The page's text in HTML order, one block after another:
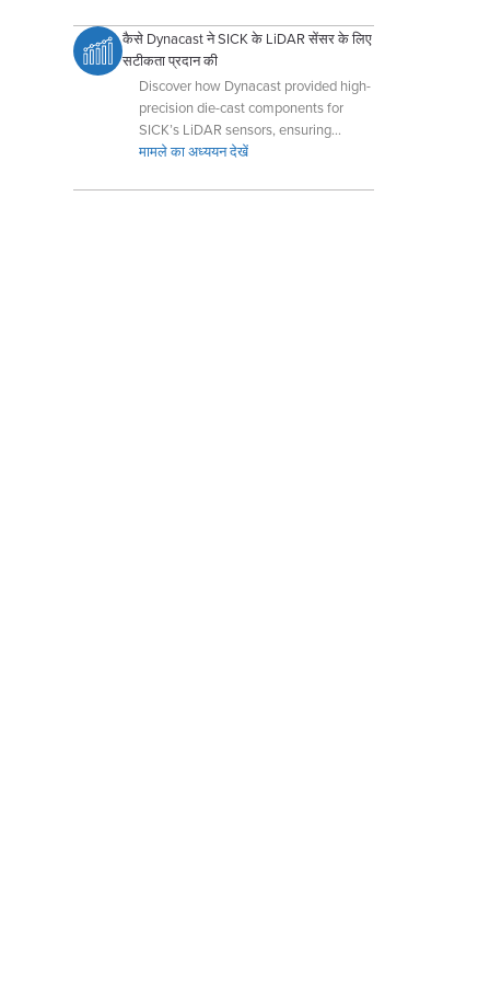
कैसे Dynacast ने SICK के LiDAR सेंसर के लिए
सटीकता प्रदान की
Discover how Dynacast provided high-
precision die-cast components for
SICK’s LiDAR sensors, ensuring
optimal performance and reliability.
मामले का अध्ययन देखें